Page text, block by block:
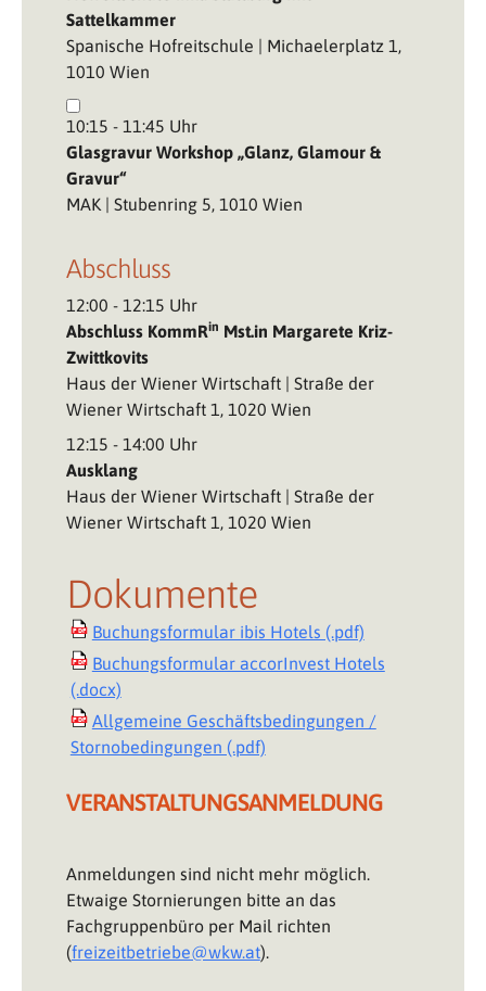
Sattelkammer
Spanische Hofreitschule | Michaelerplatz 1,
1010 Wien
10:15 - 11:45 Uhr
Glasgravur Workshop „Glanz, Glamour &
Gravur“
MAK | Stubenring 5, 1010 Wien
Abschluss
12:00 - 12:15 Uhr
Abschluss KommRin Mst.in Margarete Kriz-
Zwittkovits
Haus der Wiener Wirtschaft | Straße der
Wiener Wirtschaft 1, 1020 Wien
12:15 - 14:00 Uhr
Ausklang
Haus der Wiener Wirtschaft | Straße der
Wiener Wirtschaft 1, 1020 Wien
Dokumente
Buchungsformular ibis Hotels (.pdf)
Buchungsformular accorInvest Hotels
(.docx)
Allgemeine Geschäftsbedingungen /
Stornobedingungen (.pdf)
VERANSTALTUNGSANMELDUNG
Anmeldungen sind nicht mehr möglich.
Etwaige Stornierungen bitte an das
Fachgruppenbüro per Mail richten
(freizeitbetriebe@wkw.at).